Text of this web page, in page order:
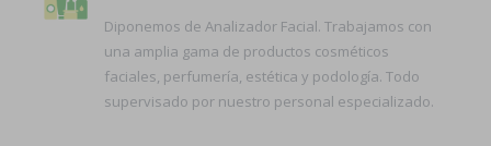
Diponemos de Analizador Facial. Trabajamos con
una amplia gama de productos cosméticos
faciales, perfumería, estética y podología. Todo
supervisado por nuestro personal especializado.